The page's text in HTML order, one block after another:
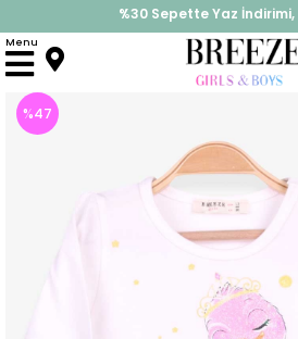
İndirimlere ek %10 İndirimi
Menu
Anasayfa Elbise Modelleri Uzun
%47